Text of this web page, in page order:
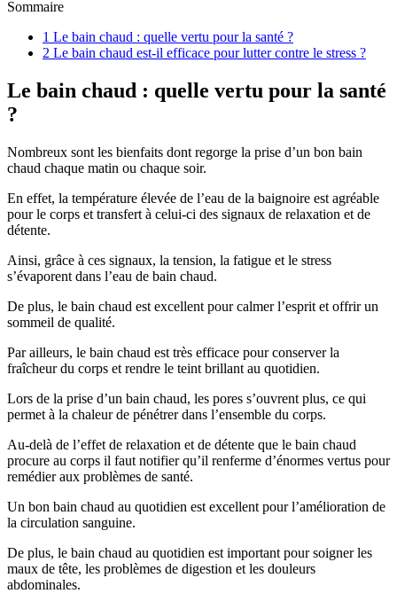
Sommaire
1 Le bain chaud : quelle vertu pour la santé ?
2 Le bain chaud est-il efficace pour lutter contre le stress ?
Le bain chaud : quelle vertu pour la santé
?
Nombreux sont les bienfaits dont regorge la prise d’un bon bain
chaud chaque matin ou chaque soir.
En effet, la température élevée de l’eau de la baignoire est agréable
pour le corps et transfert à celui-ci des signaux de relaxation et de
détente.
Ainsi, grâce à ces signaux, la tension, la fatigue et le stress
s’évaporent dans l’eau de bain chaud.
De plus, le bain chaud est excellent pour calmer l’esprit et offrir un
sommeil de qualité.
Par ailleurs, le bain chaud est très efficace pour conserver la
fraîcheur du corps et rendre le teint brillant au quotidien.
Lors de la prise d’un bain chaud, les pores s’ouvrent plus, ce qui
permet à la chaleur de pénétrer dans l’ensemble du corps.
Au-delà de l’effet de relaxation et de détente que le bain chaud
procure au corps il faut notifier qu’il renferme d’énormes vertus pour
remédier aux problèmes de santé.
Un bon bain chaud au quotidien est excellent pour l’amélioration de
la circulation sanguine.
De plus, le bain chaud au quotidien est important pour soigner les
maux de tête, les problèmes de digestion et les douleurs
abdominales.